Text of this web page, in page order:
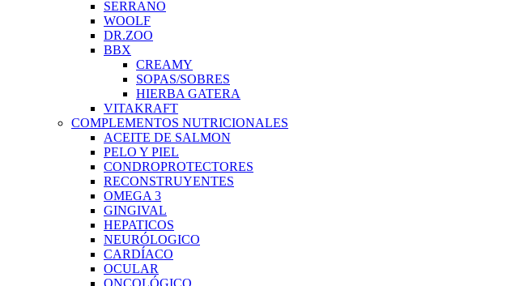
SERRANO
WOOLF
DR.ZOO
BBX
CREAMY
SOPAS/SOBRES
HIERBA GATERA
VITAKRAFT
COMPLEMENTOS NUTRICIONALES
ACEITE DE SALMON
PELO Y PIEL
CONDROPROTECTORES
RECONSTRUYENTES
OMEGA 3
GINGIVAL
HEPATICOS
NEURÓLOGICO
CARDÍACO
OCULAR
ONCOLÓGICO